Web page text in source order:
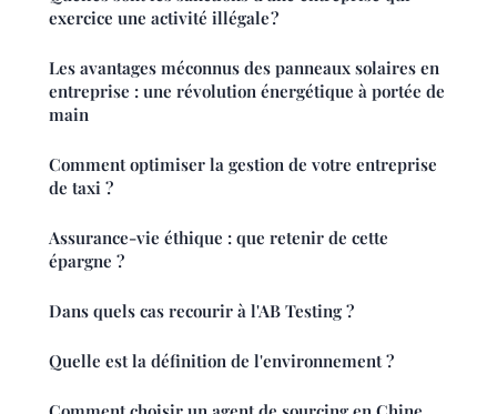
exercice une activité illégale ?
Les avantages méconnus des panneaux solaires en
entreprise : une révolution énergétique à portée de
main
Comment optimiser la gestion de votre entreprise
de taxi ?
Assurance-vie éthique : que retenir de cette
épargne ?
Dans quels cas recourir à l'AB Testing ?
Quelle est la définition de l'environnement ?